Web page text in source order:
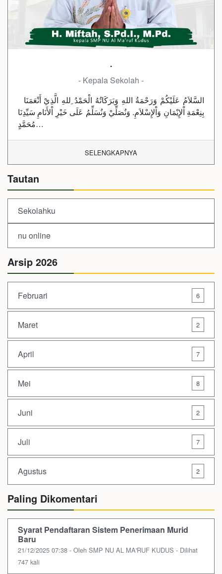
.
- Kepala Sekolah -
بِنِعْمَةِ اْلإِيْمَانِ وَاْلإِسْلاَمِ. وَنُصَلِّيْ وَنُسَلِّمُ عَلَى خَيْرِ اْلأَنَامِ سَيِّدِنَا
مُحَمَّدٍ…
SELENGKAPNYA
Tautan
Sekolahku
nu online
Arsip 2026
Februari 6
Maret 2
April 7
Mei 8
Juni 2
Juli 7
Agustus 2
Paling Dikomentari
Syarat Pendaftaran Sistem Penerimaan Murid
Baru
21/12/2025 07:38 - Oleh SMP NU AL MA'RUF KUDUS - Dilihat
747 kali